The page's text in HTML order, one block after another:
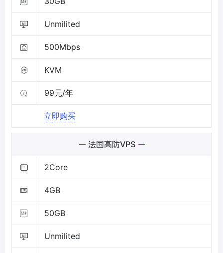
Unmilited
500Mbps
KVM
99元/年
立即购买
法国高防VPS
2Core
4GB
50GB
Unmilited